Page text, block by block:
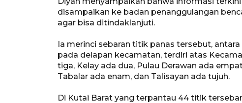
disampaikan ke badan penanggulangan
agar bisa ditindaklanjuti.
Ia merinci sebaran titik panas tersebut,
pada delapan kecamatan, terdiri atas
tiga, Kelay ada dua, Pulau Derawan ada
Tabalar ada enam, dan Talisayan ada tujuh.
Di Kutai Barat yang terpantau 44 titik